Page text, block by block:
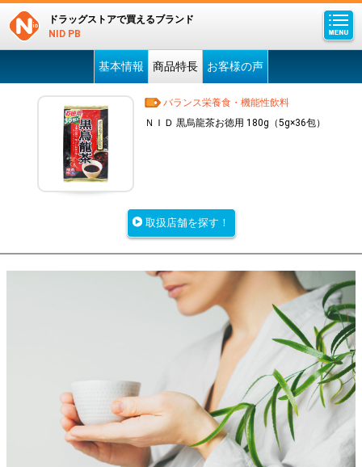
ドラッグストアで買えるブランド
NID PB
基本情報 商品特長 お客様の声
バランス栄養食・機能性飲料
ＮＩＤ 黒烏龍茶お徳用 180g（5g×36包）
取扱店舗を探す！